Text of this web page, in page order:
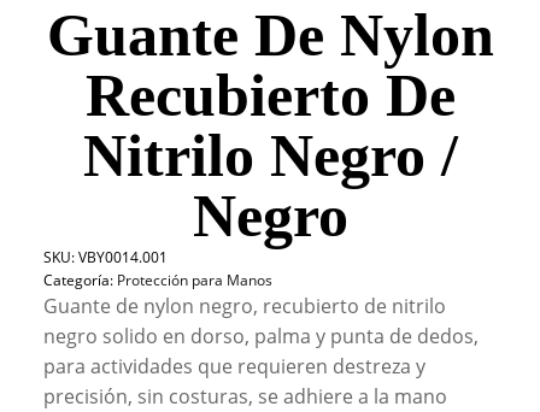
Guante De Nylon
Recubierto De
Nitrilo Negro /
Negro
SKU:VBY0014.001
Categoría: Protección para Manos
Guante de nylon negro, recubierto de nitrilo
negro solido en dorso, palma y punta de dedos,
para actividades que requieren destreza y
precisión, sin costuras, se adhiere a la mano